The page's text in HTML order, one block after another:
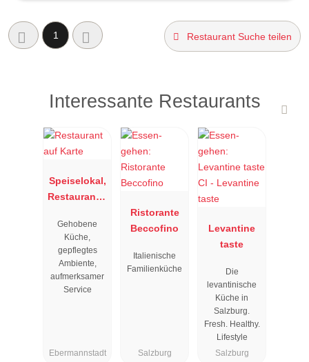
1 Restaurant Suche teilen
Interessante Restaurants
Speiselokal,
Restaurant "
"
Gehobene
Küche,
gepflegtes
Ambiente,
aufmerksamer
Service
Ebermannstadt
Ristorante
Beccofino
Italienische
Familienküche
Salzburg
Levantine
taste
Die
levantinische
Küche in
Salzburg.
Fresh. Healthy.
Lifestyle
Salzburg